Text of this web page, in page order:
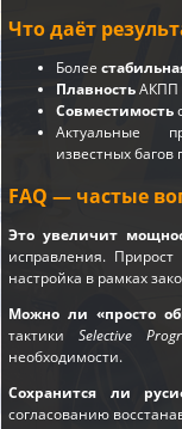
Что даёт
Более
ПлавностьАКПП
Совместимость
Актуальные
известных багов
FAQ — частые
Это увеличит
исправления.
настройка в рамках
Можно ли «просто
тактики Selective
необходимости.
Сохранится ли
согласованию